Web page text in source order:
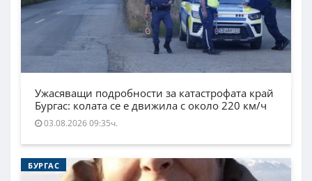
Ужасяващи подробности за катастрофата край
Бургас: колата се е движила с около 220 км/ч
03.08.2026 09:35ч.
БУРГАС